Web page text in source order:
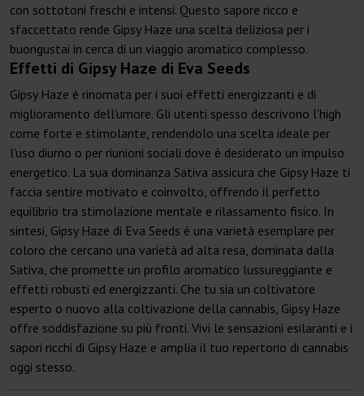
con sottotoni freschi e intensi. Questo sapore ricco e
sfaccettato rende Gipsy Haze una scelta deliziosa per i
buongustai in cerca di un viaggio aromatico complesso.
Effetti di Gipsy Haze di Eva Seeds
Gipsy Haze è rinomata per i suoi effetti energizzanti e di
miglioramento dell'umore. Gli utenti spesso descrivono l'high
come forte e stimolante, rendendolo una scelta ideale per
l'uso diurno o per riunioni sociali dove è desiderato un impulso
energetico. La sua dominanza Sativa assicura che Gipsy Haze ti
faccia sentire motivato e coinvolto, offrendo il perfetto
equilibrio tra stimolazione mentale e rilassamento fisico. In
sintesi, Gipsy Haze di Eva Seeds è una varietà esemplare per
coloro che cercano una varietà ad alta resa, dominata dalla
Sativa, che promette un profilo aromatico lussureggiante e
effetti robusti ed energizzanti. Che tu sia un coltivatore
esperto o nuovo alla coltivazione della cannabis, Gipsy Haze
offre soddisfazione su più fronti. Vivi le sensazioni esilaranti e i
sapori ricchi di Gipsy Haze e amplia il tuo repertorio di cannabis
oggi stesso.